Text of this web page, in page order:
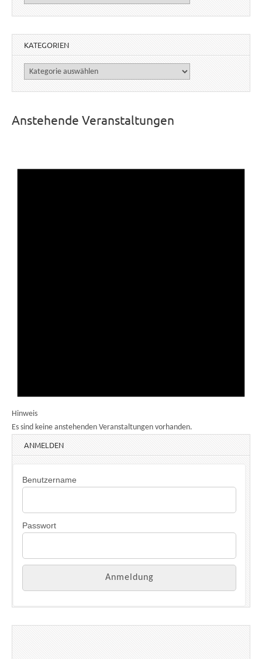
KATEGORIEN
Kategorien
Anstehende Veranstaltungen
Hinweis
Es sind keine anstehenden Veranstaltungen vorhanden.
ANMELDEN
Benutzername
Passwort